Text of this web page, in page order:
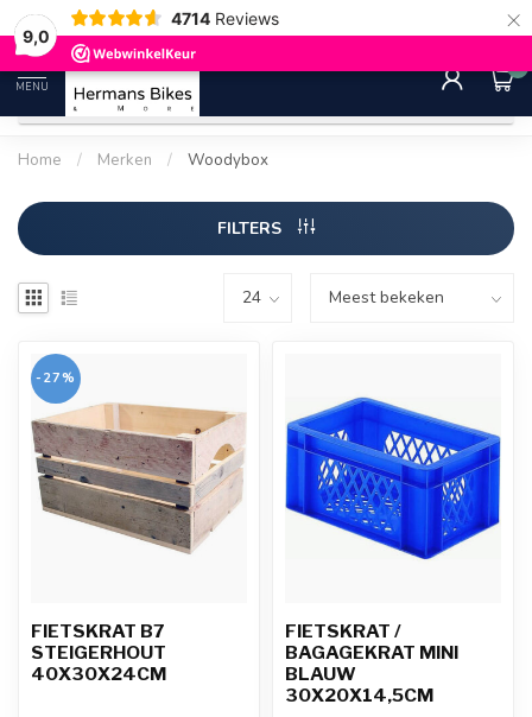
9,0
4714 Reviews ×
30 dagen bedenktijd Gratis
MENU
0
Home / Merken / Woodybox
FILTERS
-27%
FIETSKRAT B7
STEIGERHOUT
40X30X24CM
FIETSKRAT /
BAGAGEKRAT MINI
BLAUW
30X20X14,5CM